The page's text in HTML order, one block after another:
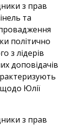
з прав
та
політично
з лідерів
доповідачів
Юлії
з прав